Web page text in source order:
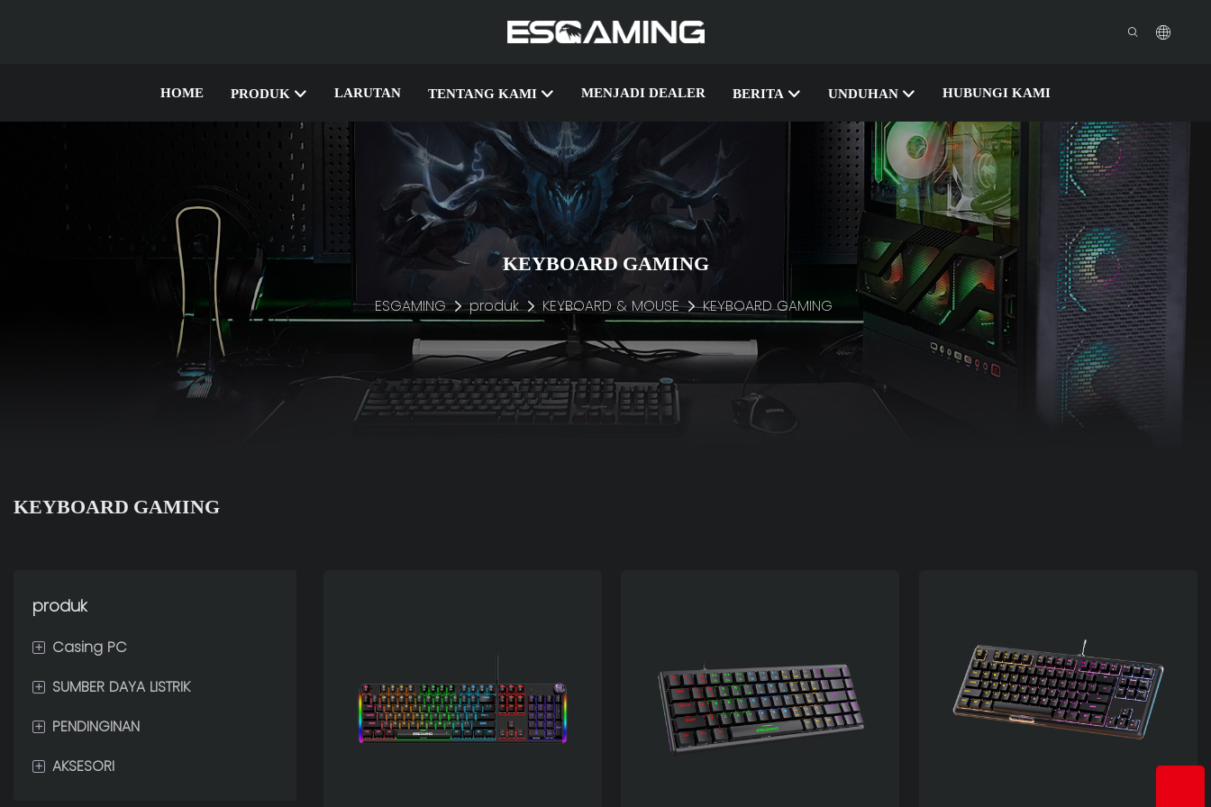
HOME PRODUK LARUTAN TENTANG KAMI MENJADI DEALER BERITA UNDUHAN HUBUNGI KAMI
KEYBOARD GAMING
ESGAMING produk KEYBOARD & MOUSE KEYBOARD GAMING
KEYBOARD GAMING
produk
+ Casing PC
NOL
EMBUN BEKU
SAYAP
+ SUMBER DAYA LISTRIK
80 PLUS GOLD
80 PLUS PERUNGGU
+ PENDINGINAN
PENDINGIN CAIR CPU
+ AKSESORI